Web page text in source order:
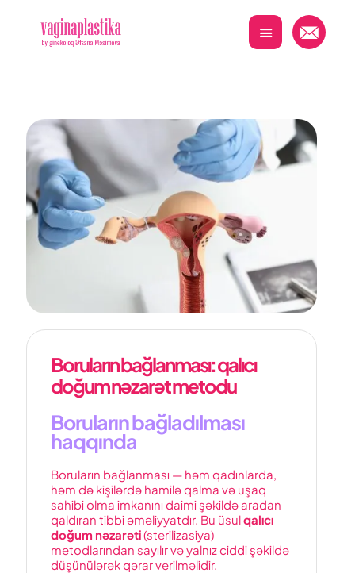
Boruların bağlanması: qalıcı
doğum nəzarət metodu
Boruların bağladılması
haqqında
Boruların bağlanması — həm qadınlarda,
həm də kişilərdə hamilə qalma və uşaq
sahibi olma imkanını daimi şəkildə aradan
qaldıran tibbi əməliyyatdır. Bu üsulqalıcı
doğum nəzarəti(sterilizasiya)
metodlarından sayılır və yalnız ciddi şəkildə
düşünülərək qərar verilməlidir.